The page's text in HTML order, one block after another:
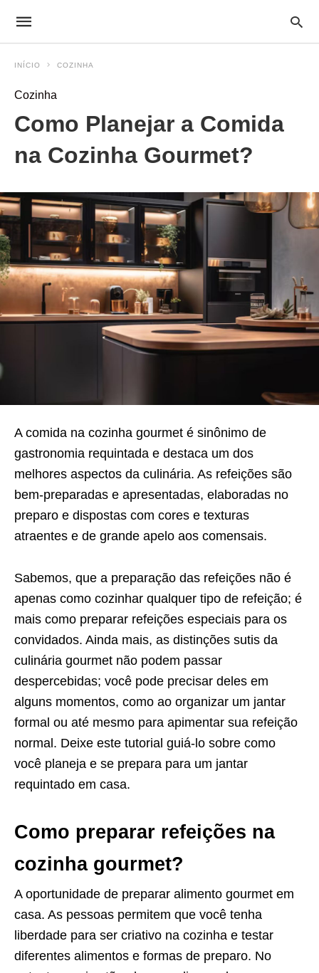
INÍCIO COZINHA
Cozinha
Como Planejar a Comida
na Cozinha Gourmet?
A comida na cozinha gourmet é sinônimo de
gastronomia requintada e destaca um dos
melhores aspectos da culinária. As refeições são
bem-preparadas e apresentadas, elaboradas no
preparo e dispostas com cores e texturas
atraentes e de grande apelo aos comensais.
Sabemos, que a preparação das refeições não é
apenas como cozinhar qualquer tipo de refeição; é
mais como preparar refeições especiais para os
convidados. Ainda mais, as distinções sutis da
culinária gourmet não podem passar
despercebidas; você pode precisar deles em
alguns momentos, como ao organizar um jantar
formal ou até mesmo para apimentar sua refeição
normal. Deixe este tutorial guiá-lo sobre como
você planeja e se prepara para um jantar
requintado em casa.
Como preparar refeições na
cozinha gourmet?
A oportunidade de preparar alimento gourmet em
casa. As pessoas permitem que você tenha
liberdade para ser criativo na cozinha e testar
diferentes alimentos e formas de preparo. No